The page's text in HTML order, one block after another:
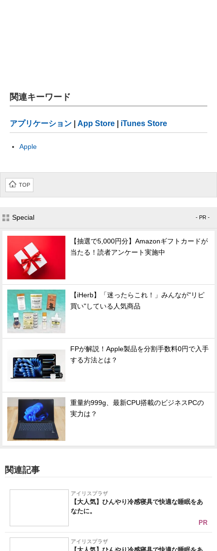
関連キーワード
アプリケーション App Store iTunes Store
Apple
TOP
Special - PR -
【抽選で5,000円分】Amazonギフトカードが
当たる！読者アンケート実施中
【iHerb】「迷ったらこれ！」みんなが"リピ
買い"している人気商品
FPが解説！Apple製品を分割手数料0円で入手
する方法とは？
重量約999g、最新CPU搭載のビジネスPCの
実力は？
関連記事
アイリスプラザ
【大人気】ひんやり冷感寝具で快適な睡眠をあ
なたに。
PR
アイリスプラザ